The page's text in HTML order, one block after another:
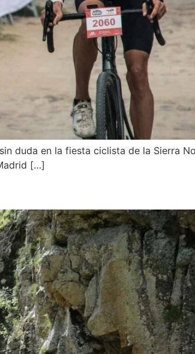
duda en la fiesta ciclista de la Sierra
[…]